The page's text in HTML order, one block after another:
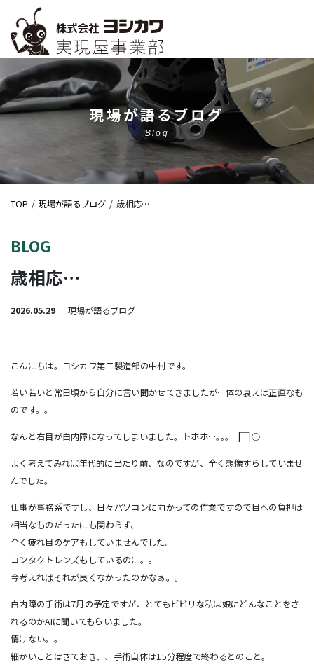
現場が語るブログ
Blog
TOP 現場が語るブログ 歳相応…
BLOG
歳相応…
2026.05.29 現場が語るブログ
こんにちは。ヨシカワ第二製造部の中村です。
若い若いと常日頃から自分に言い聞かせてきましたが…体の衰えは正直なも
のです。。
なんと右目が白内障になってしまいました。トホホ…｡｡｡＿|￣|○
よく考えてみれば年代的に当たり前、なのですが、全く想像すらしていませ
んでした。
仕事が事務系ですし、日々パソコンに向かっての作業ですので目への負担は
相当なものだったにも関わらず、
全く疲れ目のケアもしていませんでした。
コンタクトレンズもしているのに。。
今考えればそれが良くなかったのかなぁ。。
白内障の手術は7月の予定ですが、とてもビビリな私は娘にどんなことをさ
れるのかAIに聞いてもらいました。
情けない。。
細かいことはさておき、、手術自体は15分程度で終わるとのこと。